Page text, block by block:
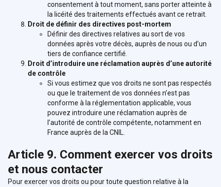
consentement à tout moment, sans porter atteinte à
la licéité des traitements effectués avant ce retrait.
Droit de définir des directives post-mortem
Définir des directives relatives au sort de vos
données après votre décès, auprès de nous ou d’un
tiers de confiance certifié.
Droit d’introduire une réclamation auprès d’une autorité
de contrôle
Si vous estimez que vos droits ne sont pas respectés
ou que le traitement de vos données n’est pas
conforme à la réglementation applicable, vous
pouvez introduire une réclamation auprès de
l’autorité de contrôle compétente, notamment en
France auprès de la CNIL.
Article 9. Comment exercer vos droits
et nous contacter
Pour exercer vos droits ou pour toute question relative à la